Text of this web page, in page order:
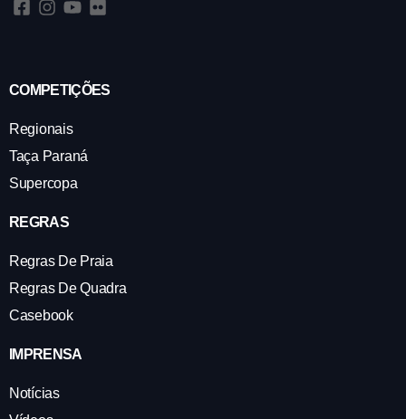
COMPETIÇÕES
Regionais
Taça Paraná
Supercopa
REGRAS
Regras De Praia
Regras De Quadra
Casebook
IMPRENSA
Notícias